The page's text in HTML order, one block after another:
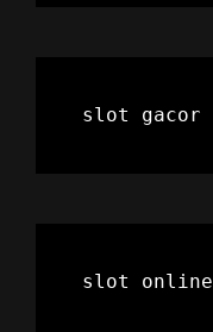
slot gacor
slot online